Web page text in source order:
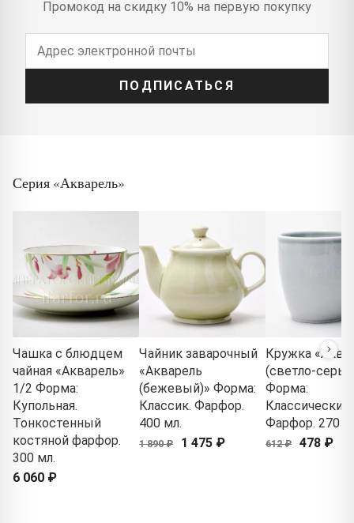
Промокод на скидку 10% на первую покупку
ПОДПИСАТЬСЯ
Серия «Акварель»
Чашка с блюдцем
чайная «Акварель»
1/2 Форма:
Купольная.
Тонкостенный
костяной фарфор.
300 мл.
6 060 ₽
Чайник заварочный
«Акварель
(бежевый)» Форма:
Классик. Фарфор.
400 мл.
1 890 ₽ 1 475 ₽
Кружка
(светло-
Форма:
Классический.
Фарфор. 270
612 ₽ 478 ₽